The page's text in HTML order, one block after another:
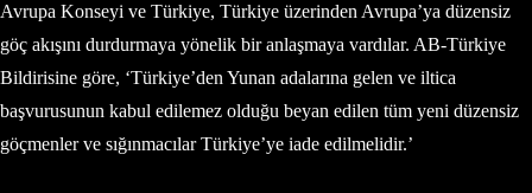
Avrupa Konseyi ve Türkiye, Türkiye üzerinden Avrupa’ya düzensiz
göç akışını durdurmaya yönelik bir anlaşmaya vardılar. AB-Türkiye
Bildirisine göre, ‘Türkiye’den Yunan adalarına gelen ve iltica
başvurusunun kabul edilemez olduğu beyan edilen tüm yeni düzensiz
göçmenler ve sığınmacılar Türkiye’ye iade edilmelidir.’